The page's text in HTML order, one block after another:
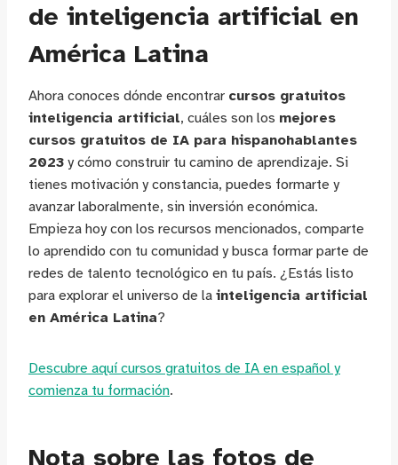
de inteligencia artificial en
América Latina
Ahora conoces dónde encontrar cursos gratuitos
inteligencia artificial, cuáles son los mejores
cursos gratuitos de IA para hispanohablantes
2023 y cómo construir tu camino de aprendizaje. Si
tienes motivación y constancia, puedes formarte y
avanzar laboralmente, sin inversión económica.
Empieza hoy con los recursos mencionados, comparte
lo aprendido con tu comunidad y busca formar parte de
redes de talento tecnológico en tu país. ¿Estás listo
para explorar el universo de la inteligencia artificial
en América Latina?
Descubre aquí cursos gratuitos de IA en español y
comienza tu formación.
Nota sobre las fotos de